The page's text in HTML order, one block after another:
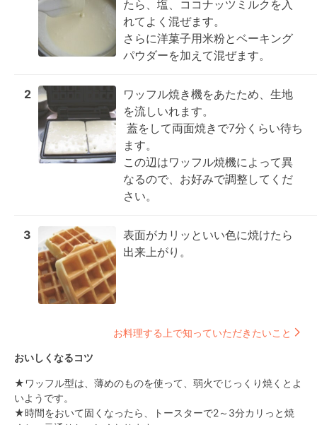
たら、塩、ココナッツミルクを入
れてよく混ぜます。
さらに洋菓子用米粉とベーキング
パウダーを加えて混ぜます。
2
ワッフル焼き機をあたため、生地
を流しいれます。
ます。
この辺はワッフル焼機によって異
なるので、お好みで調整してくだ
さい。
3
表面がカリッといい色に焼けたら
出来上がり。
お料理する上で知っていただきたいこと
おいしくなるコツ
★ワッフル型は、薄めのものを使って、弱火でじっくり焼くとよ
いようです。
★時間をおいて固くなったら、トースターで2～3分カリっと焼